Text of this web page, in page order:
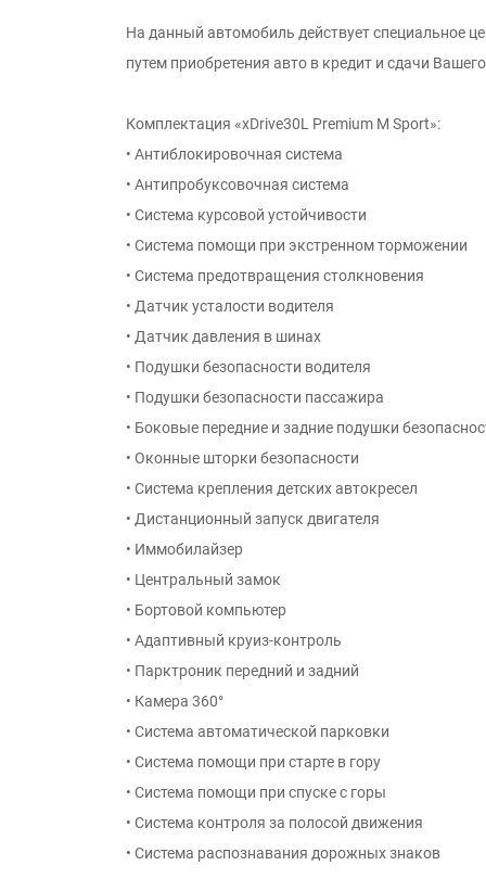
На данный автомобиль действует специальное
путем приобретения авто в кредит и сдачи
Комплектация «xDrive30L Premium M Sport»:
• Антиблокировочная система
• Антипробуксовочная система
• Система курсовой устойчивости
• Система помощи при экстренном торможении
• Система предотвращения столкновения
• Датчик усталости водителя
• Датчик давления в шинах
• Подушки безопасности водителя
• Подушки безопасности пассажира
• Боковые передние и задние подушки
• Оконные шторки безопасности
• Система крепления детских автокресел
• Дистанционный запуск двигателя
• Иммобилайзер
• Центральный замок
• Бортовой компьютер
• Адаптивный круиз-контроль
• Парктроник передний и задний
• Камера 360°
• Система автоматической парковки
• Система помощи при старте в гору
• Система помощи при спуске с горы
• Система контроля за полосой движения
• Система распознавания дорожных знаков